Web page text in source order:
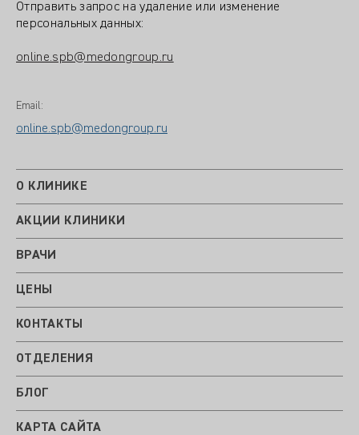
Отправить запрос на удаление или изменение
персональных данных:
online.spb@medongroup.ru
Email:
online.spb@medongroup.ru
О КЛИНИКЕ
АКЦИИ КЛИНИКИ
ВРАЧИ
ЦЕНЫ
КОНТАКТЫ
ОТДЕЛЕНИЯ
БЛОГ
КАРТА САЙТА